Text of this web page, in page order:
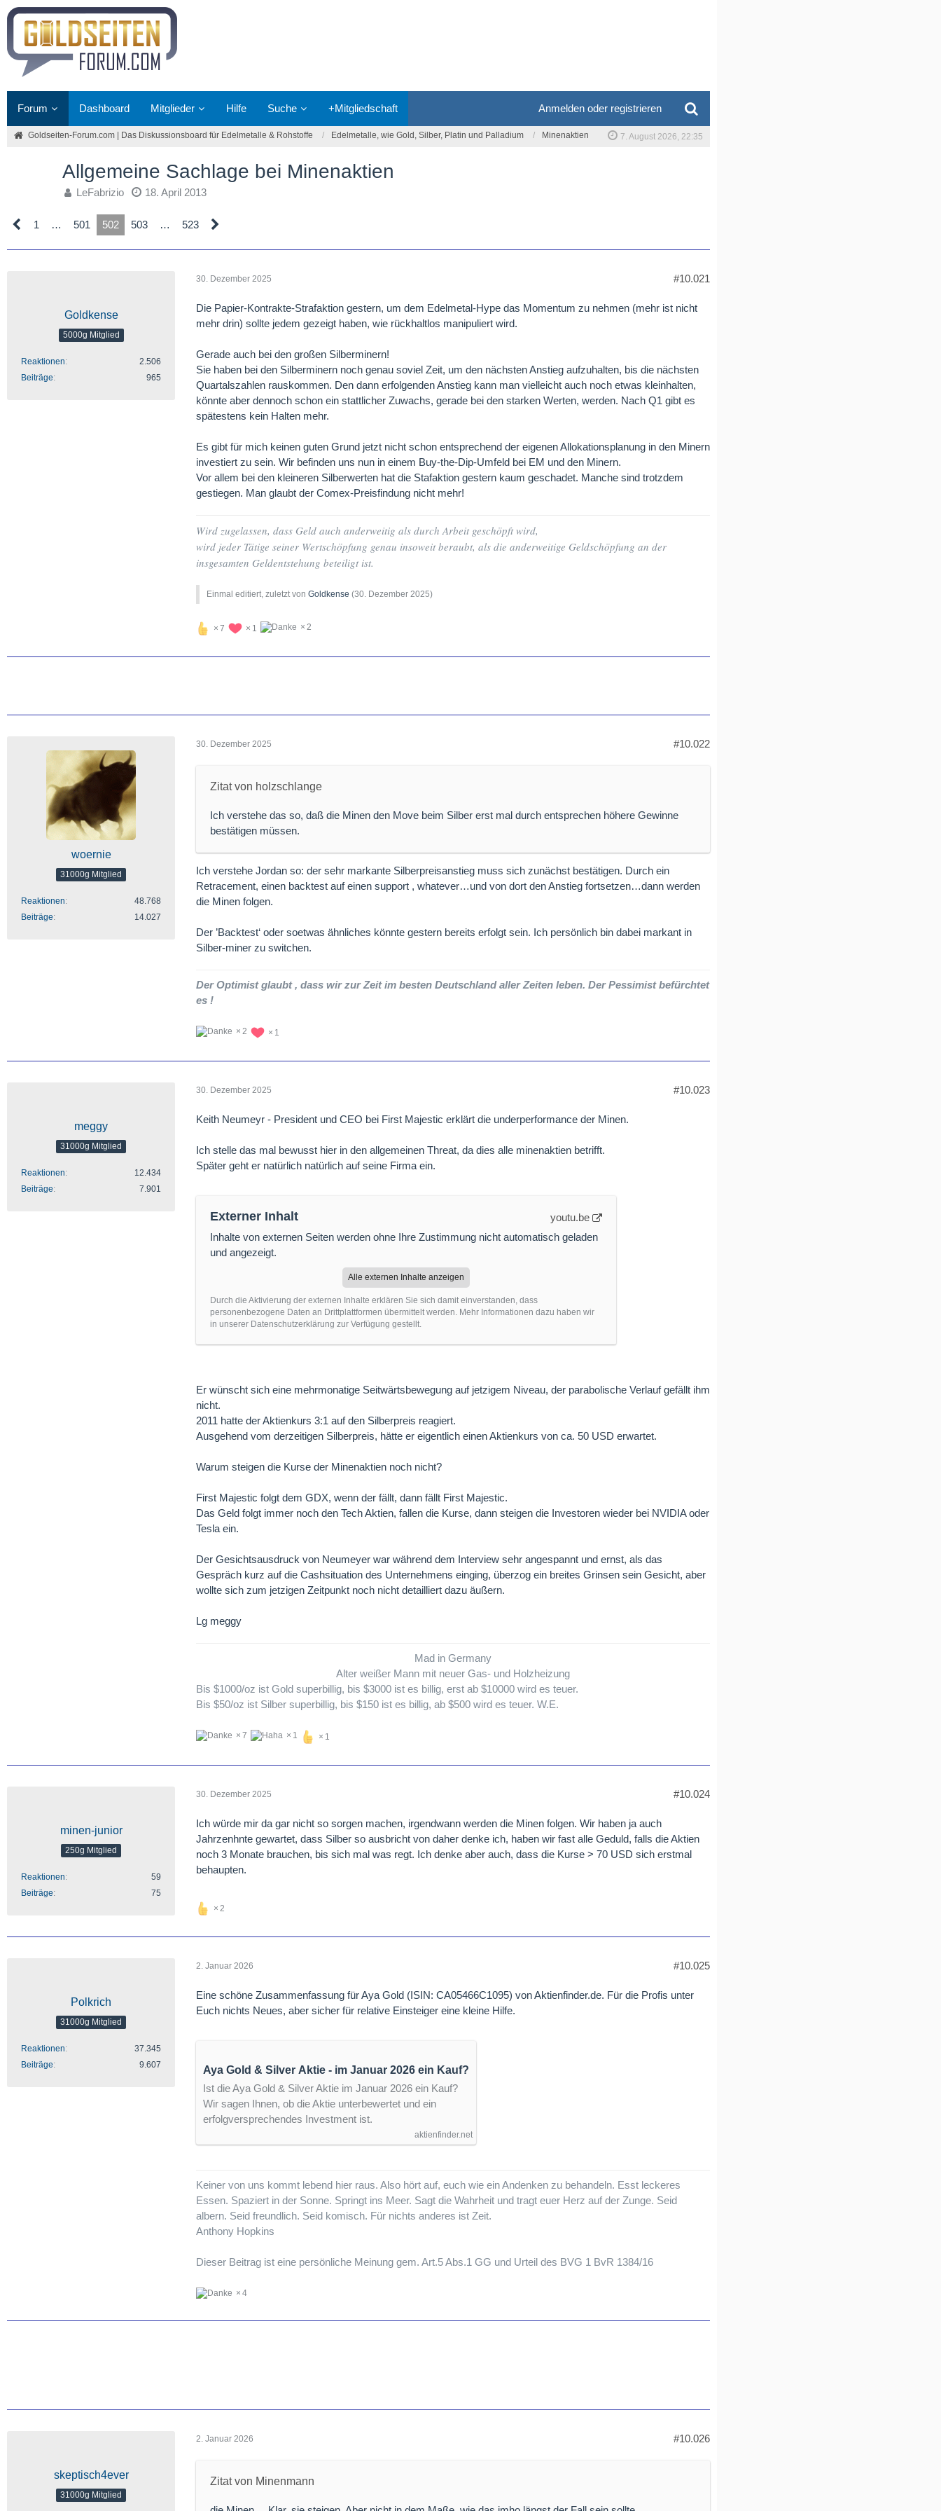
Forum Dashboard Mitglieder Hilfe Suche +Mitgliedschaft Anmelden oder registrieren
Goldseiten-Forum.com | Das Diskussionsboard für Edelmetalle & Rohstoffe Edelmetalle, wie Gold, Silber, Platin und Palladium Minenaktien 7. August 2026, 22:35
Allgemeine Sachlage bei Minenaktien
LeFabrizio 18. April 2013
1 … 501 502 503 … 523
Goldkense
5000g Mitglied
Reaktionen
2.506
Beiträge
965
30. Dezember 2025 #10.021
Die Papier-Kontrakte-Strafaktion gestern, um dem Edelmetal-Hype das Momentum zu nehmen (mehr ist nicht
mehr drin) sollte jedem gezeigt haben, wie rückhaltlos manipuliert wird.
Gerade auch bei den großen Silberminern!
Sie haben bei den Silberminern noch genau soviel Zeit, um den nächsten Anstieg aufzuhalten, bis die nächsten
Quartalszahlen rauskommen. Den dann erfolgenden Anstieg kann man vielleicht auch noch etwas kleinhalten,
könnte aber dennoch schon ein stattlicher Zuwachs, gerade bei den starken Werten, werden. Nach Q1 gibt es
spätestens kein Halten mehr.
Es gibt für mich keinen guten Grund jetzt nicht schon entsprechend der eigenen Allokationsplanung in den Minern
investiert zu sein. Wir befinden uns nun in einem Buy-the-Dip-Umfeld bei EM und den Minern.
Vor allem bei den kleineren Silberwerten hat die Stafaktion gestern kaum geschadet. Manche sind trotzdem
gestiegen. Man glaubt der Comex-Preisfindung nicht mehr!
Wird zugelassen, dass Geld auch anderweitig als durch Arbeit geschöpft wird,
wird jeder Tätige seiner Wertschöpfung genau insoweit beraubt, als die anderweitige Geldschöpfung an der
insgesamten Geldentstehung beteiligt ist.
Einmal editiert, zuletzt von Goldkense (30. Dezember 2025)
7 1 2
woernie
31000g Mitglied
Reaktionen
48.768
Beiträge
14.027
30. Dezember 2025 #10.022
Zitat von holzschlange
Ich verstehe das so, daß die Minen den Move beim Silber erst mal durch entsprechen höhere Gewinne
bestätigen müssen.
Ich verstehe Jordan so: der sehr markante Silberpreisanstieg muss sich zunächst bestätigen. Durch ein
Retracement, einen backtest auf einen support , whatever…und von dort den Anstieg fortsetzen…dann werden
die Minen folgen.
Der ’Backtest‘ oder soetwas ähnliches könnte gestern bereits erfolgt sein. Ich persönlich bin dabei markant in
Silber-miner zu switchen.
Der Optimist glaubt , dass wir zur Zeit im besten Deutschland aller Zeiten leben. Der Pessimist befürchtet
es !
2 1
meggy
31000g Mitglied
Reaktionen
12.434
Beiträge
7.901
30. Dezember 2025 #10.023
Keith Neumeyr - President und CEO bei First Majestic erklärt die underperformance der Minen.
Ich stelle das mal bewusst hier in den allgemeinen Threat, da dies alle minenaktien betrifft.
Später geht er natürlich natürlich auf seine Firma ein.
Externer Inhalt
youtu.be
Inhalte von externen Seiten werden ohne Ihre Zustimmung nicht automatisch geladen
und angezeigt.
Alle externen Inhalte anzeigen
Durch die Aktivierung der externen Inhalte erklären Sie sich damit einverstanden, dass
personenbezogene Daten an Drittplattformen übermittelt werden. Mehr Informationen dazu haben wir
in unserer Datenschutzerklärung zur Verfügung gestellt.
Er wünscht sich eine mehrmonatige Seitwärtsbewegung auf jetzigem Niveau, der parabolische Verlauf gefällt ihm
nicht.
2011 hatte der Aktienkurs 3:1 auf den Silberpreis reagiert.
Ausgehend vom derzeitigen Silberpreis, hätte er eigentlich einen Aktienkurs von ca. 50 USD erwartet.
Warum steigen die Kurse der Minenaktien noch nicht?
First Majestic folgt dem GDX, wenn der fällt, dann fällt First Majestic.
Das Geld folgt immer noch den Tech Aktien, fallen die Kurse, dann steigen die Investoren wieder bei NVIDIA oder
Tesla ein.
Der Gesichtsausdruck von Neumeyer war während dem Interview sehr angespannt und ernst, als das
Gespräch kurz auf die Cashsituation des Unternehmens einging, überzog ein breites Grinsen sein Gesicht, aber
wollte sich zum jetzigen Zeitpunkt noch nicht detailliert dazu äußern.
Lg meggy
Mad in Germany
Alter weißer Mann mit neuer Gas- und Holzheizung
Bis $1000/oz ist Gold superbillig, bis $3000 ist es billig, erst ab $10000 wird es teuer.
Bis $50/oz ist Silber superbillig, bis $150 ist es billig, ab $500 wird es teuer. W.E.
7 1 1
minen-junior
250g Mitglied
Reaktionen
59
Beiträge
75
30. Dezember 2025 #10.024
Ich würde mir da gar nicht so sorgen machen, irgendwann werden die Minen folgen. Wir haben ja auch
Jahrzenhnte gewartet, dass Silber so ausbricht von daher denke ich, haben wir fast alle Geduld, falls die Aktien
noch 3 Monate brauchen, bis sich mal was regt. Ich denke aber auch, dass die Kurse > 70 USD sich erstmal
behaupten.
2
Polkrich
31000g Mitglied
Reaktionen
37.345
Beiträge
9.607
2. Januar 2026 #10.025
Eine schöne Zusammenfassung für Aya Gold (ISIN: CA05466C1095) von Aktienfinder.de. Für die Profis unter
Euch nichts Neues, aber sicher für relative Einsteiger eine kleine Hilfe.
Aya Gold & Silver Aktie - im Januar 2026 ein Kauf?
Ist die Aya Gold & Silver Aktie im Januar 2026 ein Kauf?
Wir sagen Ihnen, ob die Aktie unterbewertet und ein
erfolgversprechendes Investment ist.
aktienfinder.net
Keiner von uns kommt lebend hier raus. Also hört auf, euch wie ein Andenken zu behandeln. Esst leckeres
Essen. Spaziert in der Sonne. Springt ins Meer. Sagt die Wahrheit und tragt euer Herz auf der Zunge. Seid
albern. Seid freundlich. Seid komisch. Für nichts anderes ist Zeit.
Anthony Hopkins
Dieser Beitrag ist eine persönliche Meinung gem. Art.5 Abs.1 GG und Urteil des BVG 1 BvR 1384/16
4
skeptisch4ever
31000g Mitglied
2. Januar 2026 #10.026
Zitat von Minenmann